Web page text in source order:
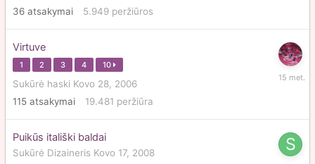
36 atsakymai 5.949 peržiūros
Virtuve
1 2 3 4 10
Sukūrė haski Kovo 28, 2006
115 atsakymai 19.481 peržiūra
Puikūs itališki baldai
Sukūrė Dizaineris Kovo 17, 2008